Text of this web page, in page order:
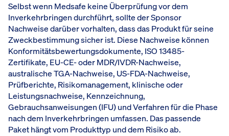
Selbst wenn Medsafe keine Überprüfung vor dem
Inverkehrbringen durchführt, sollte der Sponsor
Nachweise darüber vorhalten, dass das Produkt für seine
Zweckbestimmung sicher ist. Diese Nachweise können
Konformitätsbewertungsdokumente, ISO 13485-
Zertifikate, EU-CE- oder MDR/IVDR-Nachweise,
australische TGA-Nachweise, US-FDA-Nachweise,
Prüfberichte, Risikomanagement, klinische oder
Leistungsnachweise, Kennzeichnung,
Gebrauchsanweisungen (IFU) und Verfahren für die Phase
nach dem Inverkehrbringen umfassen. Das passende
Paket hängt vom Produkttyp und dem Risiko ab.